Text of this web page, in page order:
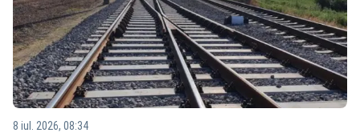
8 iul. 2026, 08:34